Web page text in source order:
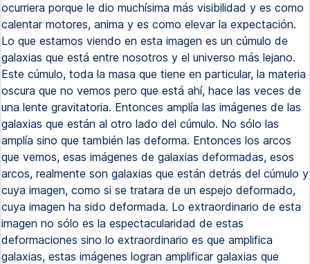
ocurriera porque le dio muchísima más visibilidad y es como
calentar motores, anima y es como elevar la expectación.
Lo que estamos viendo en esta imagen es un cúmulo de
galaxias que está entre nosotros y el universo más lejano.
Este cúmulo, toda la masa que tiene en particular, la materia
oscura que no vemos pero que está ahí, hace las veces de
una lente gravitatoria. Entonces amplía las imágenes de las
galaxias que están al otro lado del cúmulo. No sólo las
amplía sino que también las deforma. Entonces los arcos
que vemos, esas imágenes de galaxias deformadas, esos
arcos, realmente son galaxias que están detrás del cúmulo y
cuya imagen, como si se tratara de un espejo deformado,
cuya imagen ha sido deformada. Lo extraordinario de esta
imagen no sólo es la espectacularidad de estas
deformaciones sino lo extraordinario es que amplifica
galaxias, estas imágenes logran amplificar galaxias que